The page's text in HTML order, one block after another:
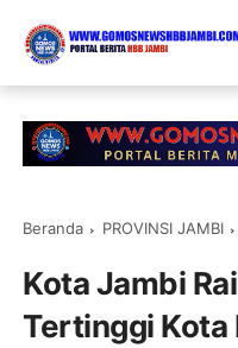
Beranda PROVINSI JAMBI
Kota Jambi
Tertinggi Kota